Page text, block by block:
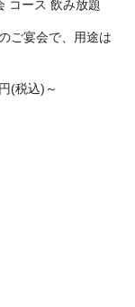
コース 飲み放題
ご宴会で、用途は
(税込)～